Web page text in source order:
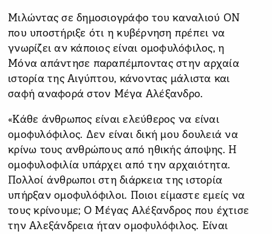
Μιλώντας σε δημοσιογράφο του καναλιού ON
που υποστήριξε ότι η κυβέρνηση πρέπει να
γνωρίζει αν κάποιος είναι ομοφυλόφιλος, η
Μόνα απάντησε παραπέμποντας στην αρχαία
ιστορία της Αιγύπτου, κάνοντας μάλιστα και
σαφή αναφορά στον Μέγα Αλέξανδρο.
«Κάθε άνθρωπος είναι ελεύθερος να είναι
ομοφυλόφιλος. Δεν είναι δική μου δουλειά να
κρίνω τους ανθρώπους από ηθικής άποψης. Η
ομοφυλοφιλία υπάρχει από την αρχαιότητα.
Πολλοί άνθρωποι στη διάρκεια της ιστορία
υπήρξαν ομοφυλόφιλοι. Ποιοι είμαστε εμείς να
τους κρίνουμε; Ο Μέγας Αλέξανδρος που έχτισε
την Αλεξάνδρεια ήταν ομοφυλόφιλος. Είναι